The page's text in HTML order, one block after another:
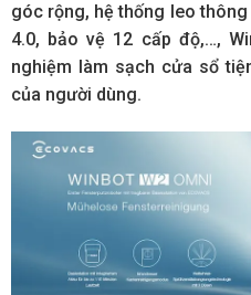
góc rộng, hệ thống leo
4.0, bảo vệ 12 cấp độ,…,
nghiệm làm sạch cửa sổ
của người dùng.